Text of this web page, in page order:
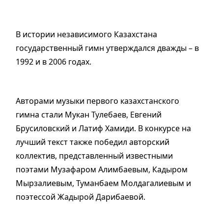
В истории независимого Казахстана
государственный гимн утверждался дважды – в
1992 и в 2006 годах.
Авторами музыки первого казахстанского
гимна стали Мукан Тулебаев, Евгений
Брусиловский и Латиф Хамиди. В конкурсе на
лучший текст также победил авторский
коллектив, представленный известными
поэтами Музафаром Алимбаевым, Кадыром
Мырзалиевым, Туманбаем Молдагалиевым и
поэтессой Жадырой Дарибаевой.